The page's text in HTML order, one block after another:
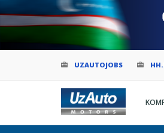
UZAUTOJOBS